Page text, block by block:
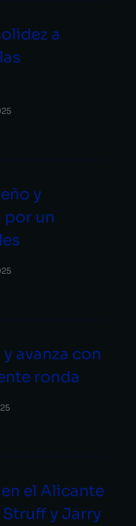
a
y
por un
avanza con
ronda
el Alicante
y Jarry